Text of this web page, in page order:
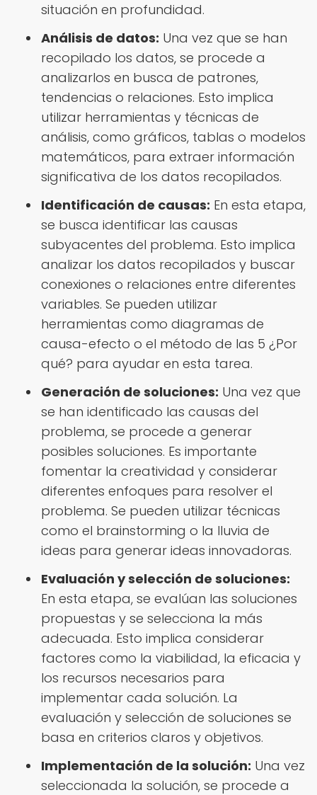
situación en profundidad.
Análisis de datos: Una vez que se han
recopilado los datos, se procede a
analizarlos en busca de patrones,
tendencias o relaciones. Esto implica
utilizar herramientas y técnicas de
análisis, como gráficos, tablas o modelos
matemáticos, para extraer información
significativa de los datos recopilados.
Identificación de causas: En esta etapa,
se busca identificar las causas
subyacentes del problema. Esto implica
analizar los datos recopilados y buscar
conexiones o relaciones entre diferentes
variables. Se pueden utilizar
herramientas como diagramas de
causa-efecto o el método de las 5 ¿Por
qué? para ayudar en esta tarea.
Generación de soluciones: Una vez que
se han identificado las causas del
problema, se procede a generar
posibles soluciones. Es importante
fomentar la creatividad y considerar
diferentes enfoques para resolver el
problema. Se pueden utilizar técnicas
como el brainstorming o la lluvia de
ideas para generar ideas innovadoras.
Evaluación y selección de soluciones:
En esta etapa, se evalúan las soluciones
propuestas y se selecciona la más
adecuada. Esto implica considerar
factores como la viabilidad, la eficacia y
los recursos necesarios para
implementar cada solución. La
evaluación y selección de soluciones se
basa en criterios claros y objetivos.
Implementación de la solución: Una vez
seleccionada la solución, se procede a